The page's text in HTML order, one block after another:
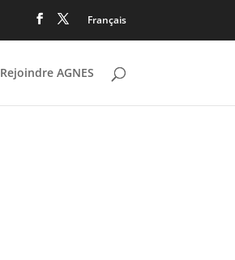
Français
Rejoindre AGNES